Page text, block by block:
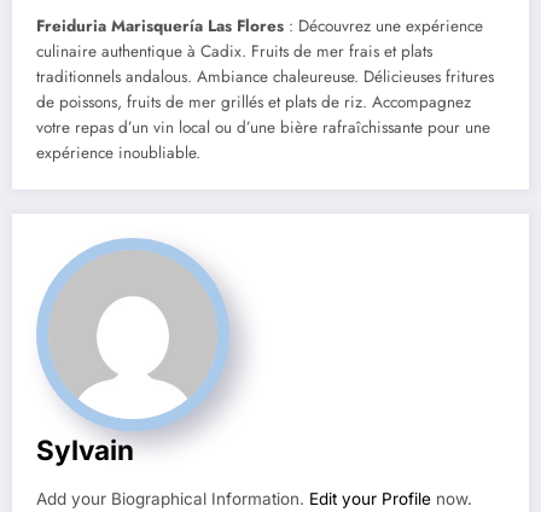
Freiduria Marisquería Las Flores : Découvrez une expérience
culinaire authentique à Cadix. Fruits de mer frais et plats
traditionnels andalous. Ambiance chaleureuse. Délicieuses fritures
de poissons, fruits de mer grillés et plats de riz. Accompagnez
votre repas d’un vin local ou d’une bière rafraîchissante pour une
expérience inoubliable.
Sylvain
Add your Biographical Information. Edit your Profile now.